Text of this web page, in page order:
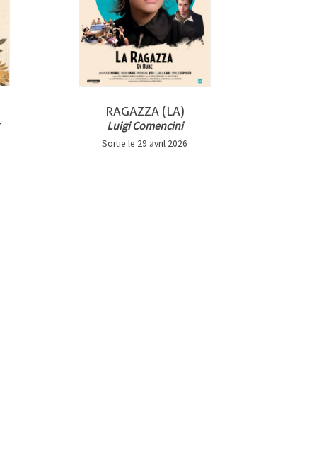
RAGAZZA (LA)
Luigi Comencini
Sortie le 29 avril 2026